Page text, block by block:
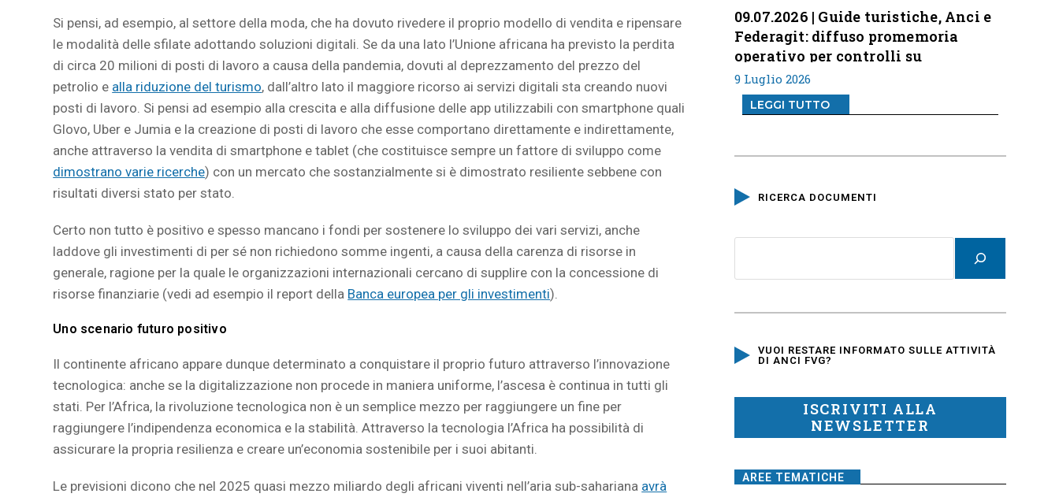
Si pensi, ad esempio, al settore della moda, che ha dovuto rivedere il proprio modello di vendita e ripensare
le modalità delle sfilate adottando soluzioni digitali. Se da una lato l’Unione africana ha previsto la perdita
di circa 20 milioni di posti di lavoro a causa della pandemia, dovuti al deprezzamento del prezzo del
petrolio e alla riduzione del turismo, dall’altro lato il maggiore ricorso ai servizi digitali sta creando nuovi
posti di lavoro. Si pensi ad esempio alla crescita e alla diffusione delle app utilizzabili con smartphone quali
Glovo, Uber e Jumia e la creazione di posti di lavoro che esse comportano direttamente e indirettamente,
anche attraverso la vendita di smartphone e tablet (che costituisce sempre un fattore di sviluppo come
dimostrano varie ricerche) con un mercato che sostanzialmente si è dimostrato resiliente sebbene con
risultati diversi stato per stato.
Certo non tutto è positivo e spesso mancano i fondi per sostenere lo sviluppo dei vari servizi, anche
laddove gli investimenti di per sé non richiedono somme ingenti, a causa della carenza di risorse in
generale, ragione per la quale le organizzazioni internazionali cercano di supplire con la concessione di
risorse finanziarie (vedi ad esempio il report della Banca europea per gli investimenti).
Uno scenario futuro positivo
Il continente africano appare dunque determinato a conquistare il proprio futuro attraverso l’innovazione
tecnologica: anche se la digitalizzazione non procede in maniera uniforme, l’ascesa è continua in tutti gli
stati. Per l’Africa, la rivoluzione tecnologica non è un semplice mezzo per raggiungere un fine per
raggiungere l’indipendenza economica e la stabilità. Attraverso la tecnologia l’Africa ha possibilità di
assicurare la propria resilienza e creare un’economia sostenibile per i suoi abitanti.
Le previsioni dicono che nel 2025 quasi mezzo miliardo degli africani viventi nell’aria sub-sahariana avrà
09.07.2026 | Guide turistiche, Anci e
Federagit: diffuso promemoria
operativo per controlli su
professione
9 Luglio 2026
LEGGI TUTTO
RICERCA DOCUMENTI
VUOI RESTARE INFORMATO SULLE ATTIVITÀ
DI ANCI FVG?
ISCRIVITI ALLA
NEWSLETTER
AREE TEMATICHE